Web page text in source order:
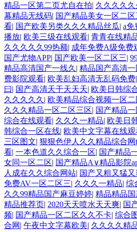
精品一区第二页尤自在拍| 久久久久
幕精品无线码| 国产精品美女一区二区
看| 国产欧美另类久久久精品丝瓜| a免
播放| 欧美三级在线观看| 青青在线精
久久久久久99热额| 成年免费A级免费
国产尤物APP| 国产欧美一区二区三|
精品高清国产一线久 | 精品国产高清
费影院观看| 欧美乱妇高清无乱码免费|
曰| 国产高清天干天天天| 欧美日韩综
久久久久久 | 欧美精品综合视频一区二
久久久精品一区二区三区| 国产精品
综合在线观看| 久久久一精品| 欧美日
韩综合一区在线| 欧美中文字幕在线观
三区图文| 狠狠色伊人久久精品综合网
看| 一本色道久久综合一区| 国产精品
女同一区二区| 国产精品A∨精品影院
人成在久久综合网站| 国产又粗又猛
免费AV一区二区三| 久久久一精品| 综
久久99精品国产麻豆婷婷| 精品精品国
精品推荐页| 2020天天喷水天天爽| 国
频| 国产精品一区二区久久不卡| 综合
合网 | 午夜中文字幕欧美| 久久久久精